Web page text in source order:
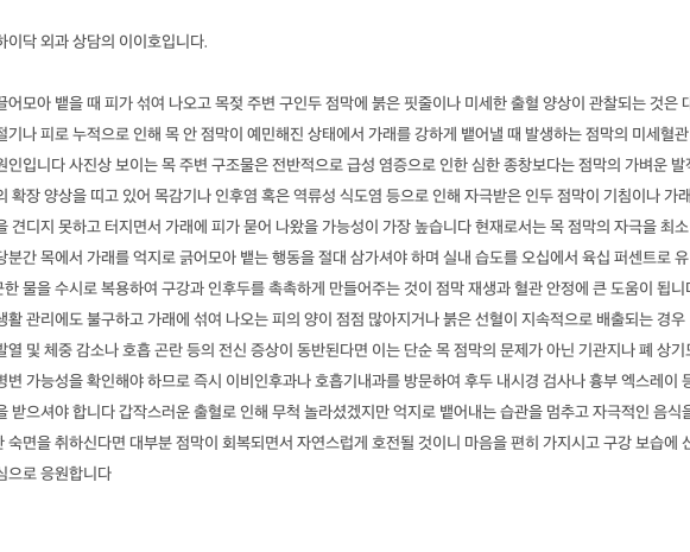
이닥 외과 상담의 이이호입니다.
어모아 뱉을 때 피가 섞여 나오고 목젖 주변 구인두 점막에 붉은 핏줄이나 미세한 출혈 양상이 관찰되는 것은
기나 피로 누적으로 인해 목 안 점막이 예민해진 상태에서 가래를 강하게 뱉어낼 때 발생하는 점막의 미세혈관
인입니다 사진상 보이는 목 주변 구조물은 전반적으로 급성 염증으로 인한 심한 종창보다는 점막의 가벼운 발
확장 양상을 띠고 있어 목감기나 인후염 혹은 역류성 식도염 등으로 인해 자극받은 인두 점막이 기침이나 가래
견디지 못하고 터지면서 가래에 피가 묻어 나왔을 가능성이 가장 높습니다 현재로서는 목 점막의 자극을 최소
분간 목에서 가래를 억지로 긁어모아 뱉는 행동을 절대 삼가셔야 하며 실내 습도를 오십에서 육십 퍼센트로 유
물을 수시로 복용하여 구강과 인후두를 촉촉하게 만들어주는 것이 점막 재생과 혈관 안정에 큰 도움이 됩니
활 관리에도 불구하고 가래에 섞여 나오는 피의 양이 점점 많아지거나 붉은 선혈이 지속적으로 배출되는 경우
열 및 체중 감소나 호흡 곤란 등의 전신 증상이 동반된다면 이는 단순 목 점막의 문제가 아닌 기관지나 폐 상기
변 가능성을 확인해야 하므로 즉시 이비인후과나 호흡기내과를 방문하여 후두 내시경 검사나 흉부 엑스레이
받으셔야 합니다 갑작스러운 출혈로 인해 무척 놀라셨겠지만 억지로 뱉어내는 습관을 멈추고 자극적인 음식
숙면을 취하신다면 대부분 점막이 회복되면서 자연스럽게 호전될 것이니 마음을 편히 가지시고 구강 보습에
으로 응원합니다